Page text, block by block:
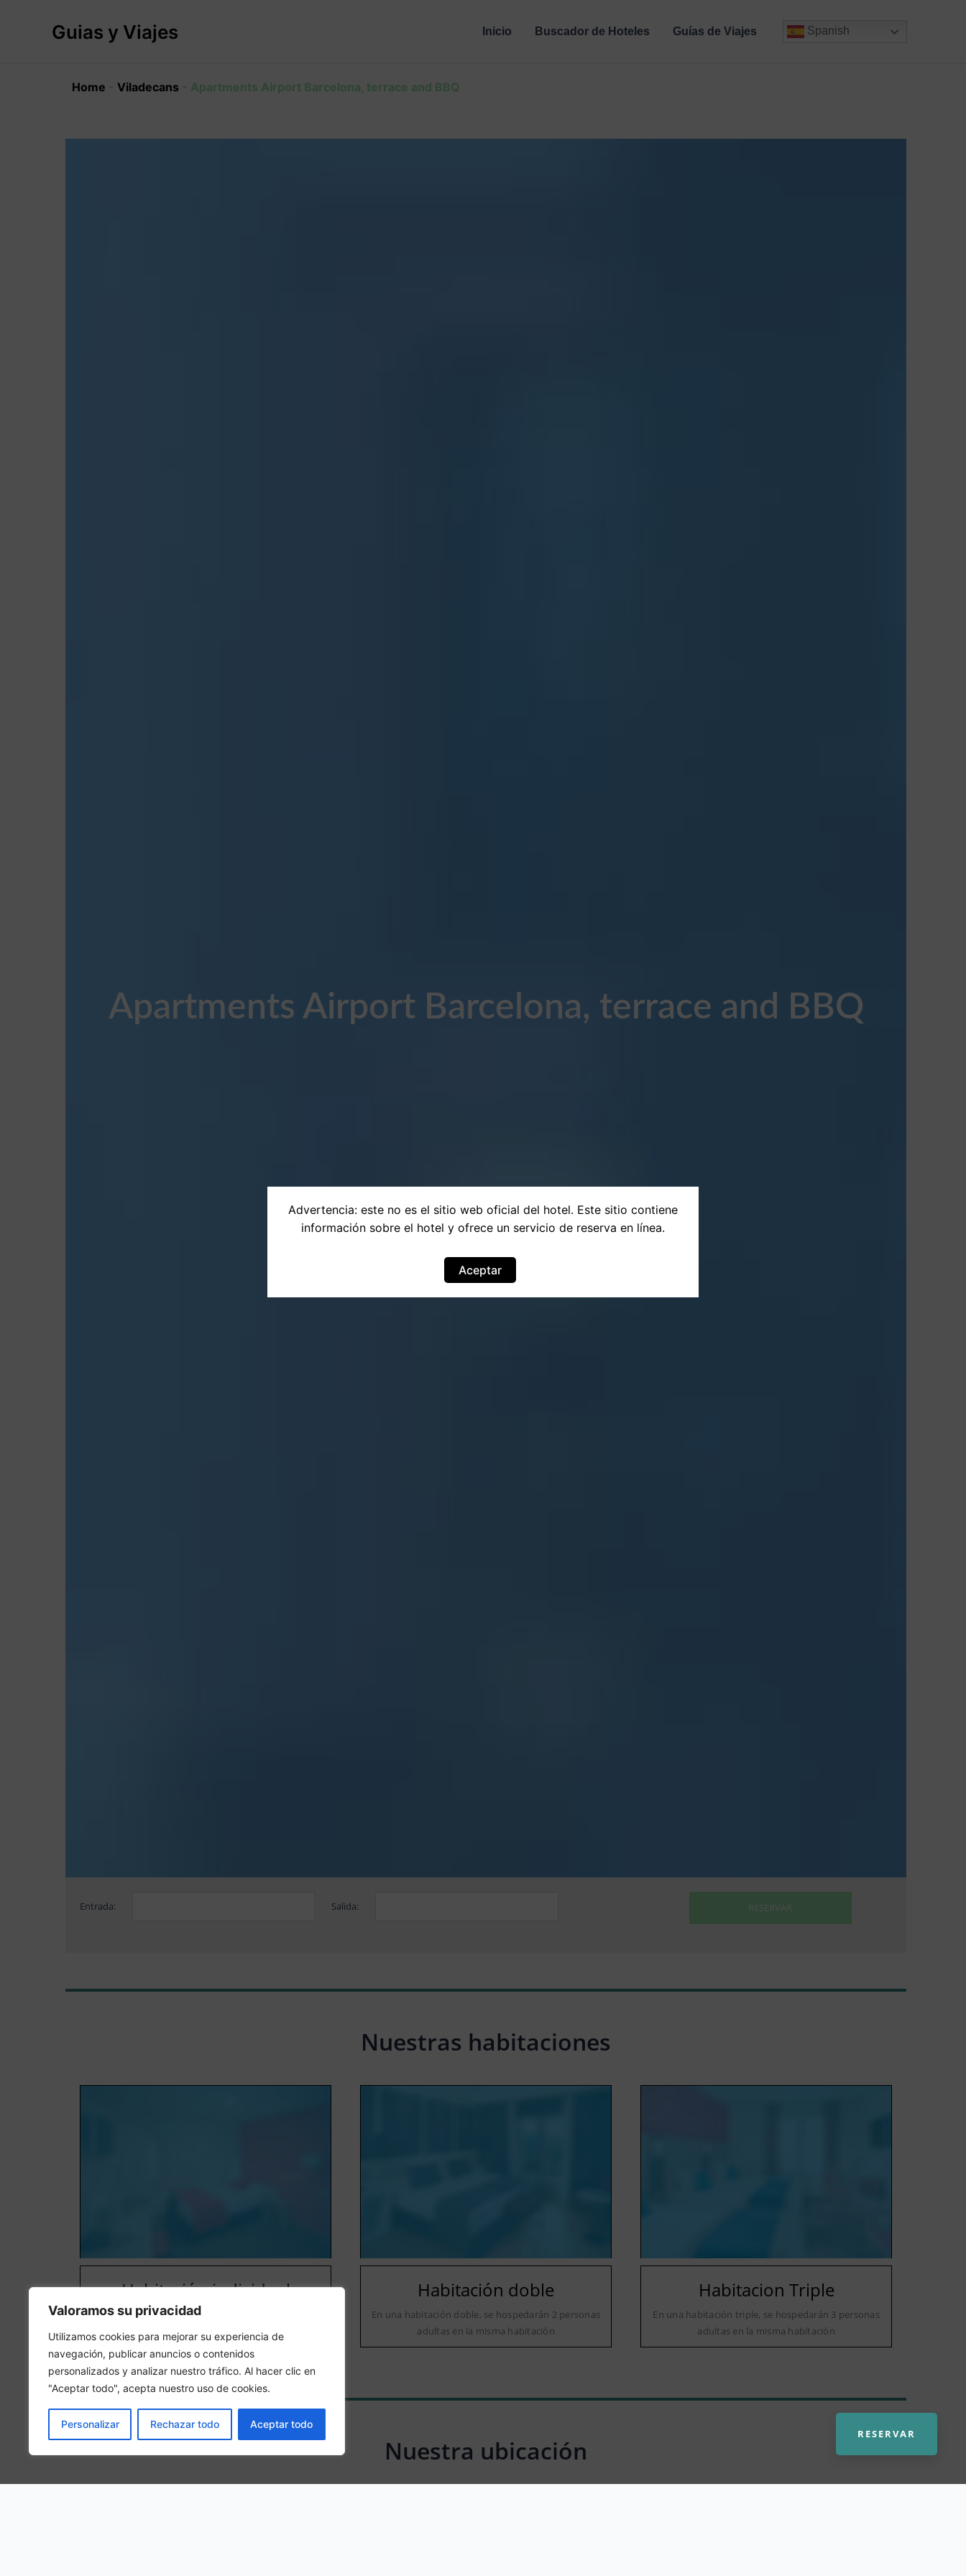
Valoramos su privacidad
Utilizamos cookies para mejorar su experiencia de
navegación, publicar anuncios o contenidos
personalizados y analizar nuestro tráfico. Al hacer clic en
"Aceptar todo", acepta nuestro uso de cookies.
Personalizar Rechazar todo Aceptar todo
Guias y Viajes Inicio Buscador de Hoteles Guías de Viajes Spanish
Home - Viladecans - Apartments Airport Barcelona, terrace and BBQ
Apartments Airport Barcelona, terrace and BBQ
Entrada: Salida: RESERVAR
Nuestras habitaciones
Habitación individual
En una habitación individual, se hospedará 1 persona
adulta en la habitación
Habitación doble
En una habitación doble, se hospedarán 2 personas
adultas en la misma habitación
Habitacion Triple
En una habitación triple, se hospedarán 3 personas
adultas en la misma habitación
Nuestra ubicación
Carrer de Jaume Balmes, 65, 08840 Viladecans, Barcelona, Spain
RESERVAR
Advertencia: este no es el sitio web oficial del hotel. Este sitio contiene
información sobre el hotel y ofrece un servicio de reserva en línea.
Aceptar